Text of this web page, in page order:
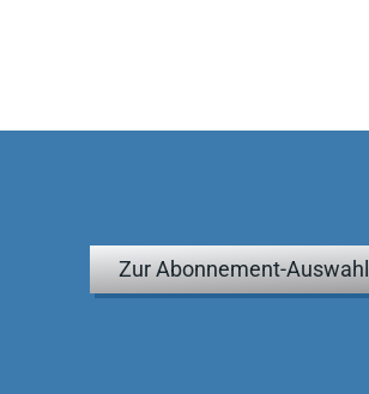
Zur Abonnement-Auswahl